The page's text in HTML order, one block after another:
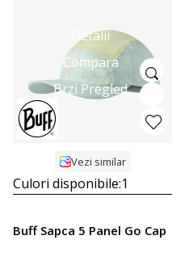
Detalii
Compara
Brzi Pregled
Vezi similar
Culori disponibile:1
Buff Sapca 5 Panel Go Cap